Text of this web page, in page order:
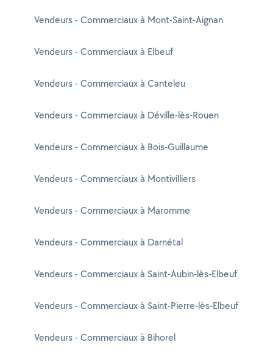
Vendeurs - Commerciaux à Mont-Saint-Aignan
Vendeurs - Commerciaux à Elbeuf
Vendeurs - Commerciaux à Canteleu
Vendeurs - Commerciaux à Déville-lès-Rouen
Vendeurs - Commerciaux à Bois-Guillaume
Vendeurs - Commerciaux à Montivilliers
Vendeurs - Commerciaux à Maromme
Vendeurs - Commerciaux à Darnétal
Vendeurs - Commerciaux à Saint-Aubin-lès-Elbeuf
Vendeurs - Commerciaux à Saint-Pierre-lès-Elbeuf
Vendeurs - Commerciaux à Bihorel